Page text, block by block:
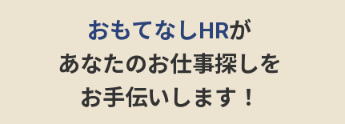
おもてなしHRが
あなたのお仕事探しを
お手伝いします！